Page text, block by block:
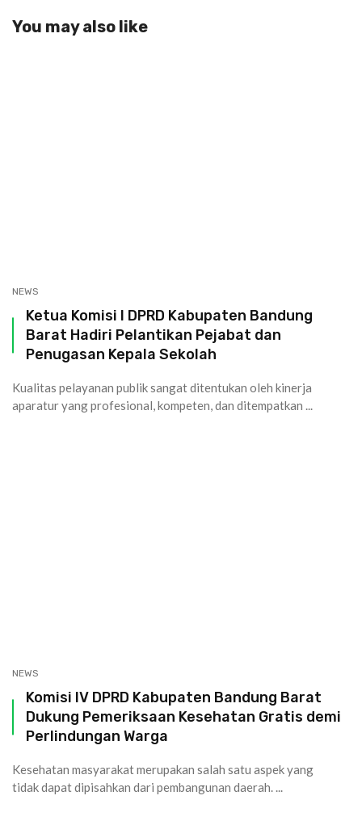
You may also like
NEWS
Ketua Komisi I DPRD Kabupaten Bandung
Barat Hadiri Pelantikan Pejabat dan
Penugasan Kepala Sekolah
Kualitas pelayanan publik sangat ditentukan oleh kinerja
aparatur yang profesional, kompeten, dan ditempatkan ...
NEWS
Komisi IV DPRD Kabupaten Bandung Barat
Dukung Pemeriksaan Kesehatan Gratis demi
Perlindungan Warga
Kesehatan masyarakat merupakan salah satu aspek yang
tidak dapat dipisahkan dari pembangunan daerah. ...